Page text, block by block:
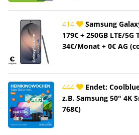
414
Samsung
179€ + 250GB LTE/
34€/Monat + 0€ AG
444
Endet:
z.B. Samsung 50" 4K
768€)